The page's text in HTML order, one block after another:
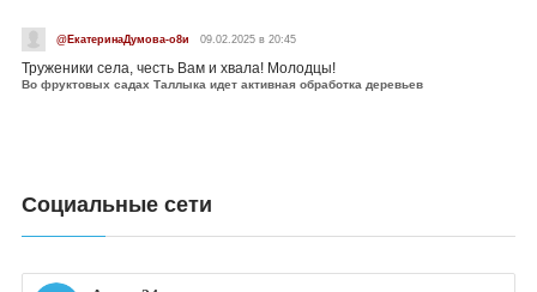
@ЕкатеринаДумова-о8и 09.02.2025 в 20:45
Труженики села, честь Вам и хвала! Молодцы!
Во фруктовых садах Таллыка идет активная обработка деревьев
Социальные сети